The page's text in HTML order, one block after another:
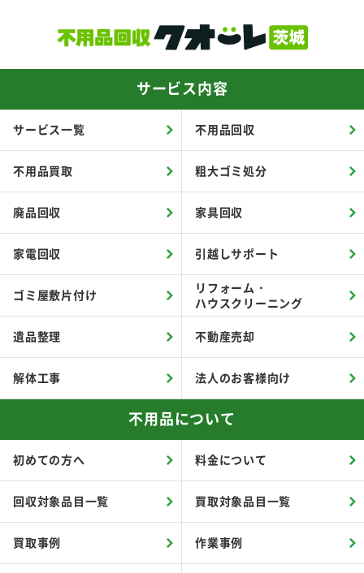
サービス内容
サービス一覧 不用品回収
不用品買取 粗大ゴミ処分
廃品回収 家具回収
家電回収 引越しサポート
ゴミ屋敷片付け
リフォーム・
ハウスクリーニング
遺品整理 不動産売却
解体工事 法人のお客様向け
不用品について
初めての方へ 料金について
回収対象品目一覧 買取対象品目一覧
買取事例 作業事例